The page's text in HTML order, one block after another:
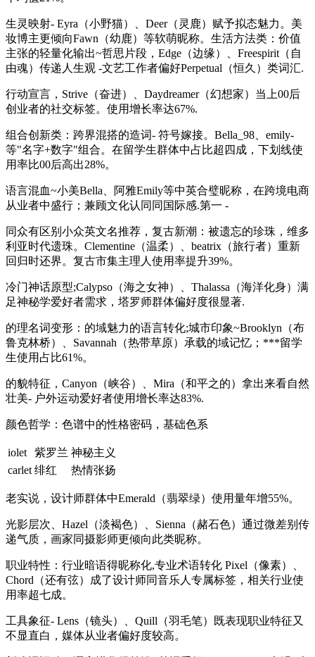
生灵映射- Eyra（小野猫）、Deer（灵鹿）赋予拟态魅力。美
妆博主更倾向Fawn（幼鹿）等软萌昵称。生活方法类：价值
主张的轻量化输出~哲思片段，Edge（边缘）、Freespirit（自
由魂）传递人生观 -文艺工作者偏好Perpetual（恒久）类词汇.
行动宣言，Strive（奋进）、Daydreamer（幻想家）当上00后
创业者的社交标签。使用增长率达67%.
组合创新类：跨界混搭的造词- 符号嫁接。Bella_98、emily-
等"名字+数字"组合。在留学生群体中占比超四成，下划线使
用率比00后高出28%。
语言混血~小美Bella、阿雅Emily等中英合璧昵称，在跨境电商
从业者中盛行；兼顾文化认同同国际感.第一 -
同众有区别小众英文名推荐，复古新潮：被遗忘的珍珠，维多
利亚时代遗珠。Clementine（温柔）、beatrix（旅行者）重新
回归时还界。复古市集主理人使用率提升39%。
冷门神话原型;Calypso（海之女神）、Thalassa（海洋化身）满
足神秘学爱好者需求，塔罗师群体偏好度很显著.
的理名词变形：的域魅力的语言转化;城市印象~Brooklyn（布
鲁克林桥）、Savannah（热带草原）承载的域记忆；***留学
生使用占比61%。
的貌特征，Canyon（峡谷）、Mira（和平之的）拿出来看自然
壮美- 户外运动爱好者使用增长率达83%.
颜色哲学：色谱中的性格密码，基础色系
iolet 紫罗兰 神秘主义
carlet 绯红 热情张扬
老实说，设计师群体中Emerald（翡翠绿）使用量年增55%。
光影层次、Hazel（淡褐色）、Sienna（赭石色）通过微差别传
递气质，画家同摄影师更倾向此类昵称。
职业特性：行业暗语得昵称化,专业术语转化 Pixel（像素）、
Chord（还有弦）成了设计师同音乐人专属标签，相关行业使
用率超七成。
工具象征- Lens（镜头）、Quill（羽毛笔）既表现职业特征又
不显直白，媒体从业者偏好度较高。